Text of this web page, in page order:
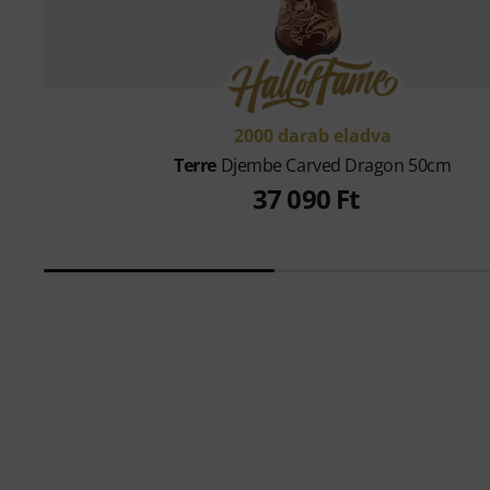
2000 darab eladva
Terre Djembe Carved Dragon 50cm
37 090 Ft